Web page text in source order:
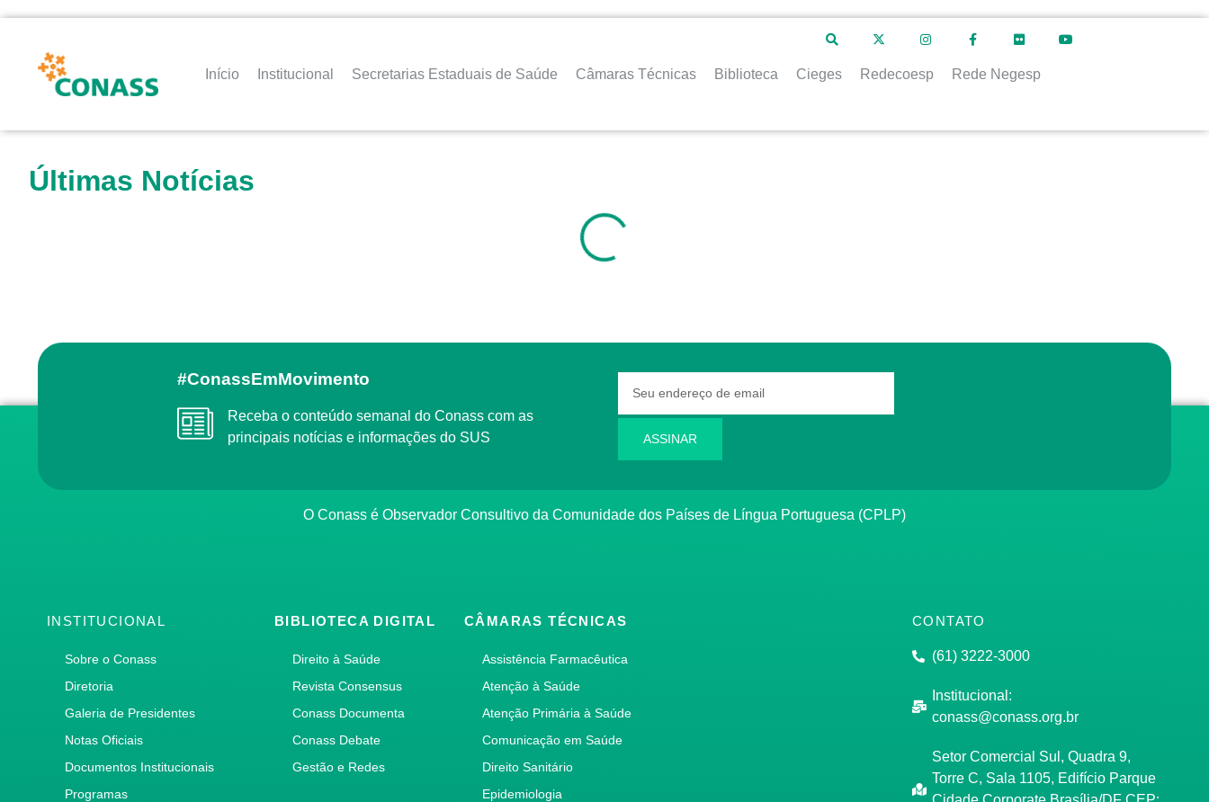
Início Institucional Secretarias Estaduais de Saúde Câmaras Técnicas Biblioteca Cieges Redecoesp Rede Negesp
Últimas Notícias
#ConassEmMovimento
Receba o conteúdo semanal do Conass com as
principais notícias e informações do SUS
ASSINAR
O Conass é Observador Consultivo da Comunidade dos Países de Língua Portuguesa (CPLP)
INSTITUCIONAL
Sobre o Conass
Diretoria
Galeria de Presidentes
Notas Oficiais
Documentos Institucionais
Programas
BIBLIOTECA DIGITAL
Direito à Saúde
Revista Consensus
Conass Documenta
Conass Debate
Gestão e Redes
CÂMARAS TÉCNICAS
Assistência Farmacêutica
Atenção à Saúde
Atenção Primária à Saúde
Comunicação em Saúde
Direito Sanitário
Epidemiologia
CONTATO
(61) 3222-3000
Institucional:
conass@conass.org.br
Setor Comercial Sul, Quadra 9,
Torre C, Sala 1105, Edifício Parque